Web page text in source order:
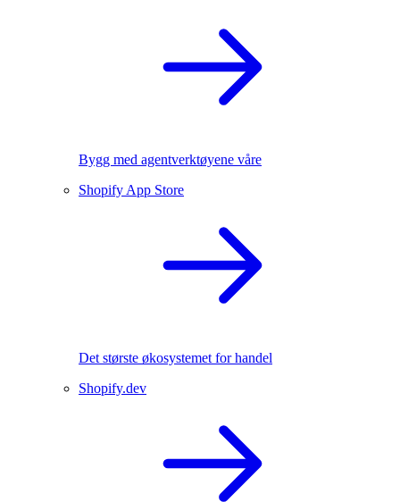
Bygg med agentverktøyene våre
Shopify App Store
Det største økosystemet for handel
Shopify.dev